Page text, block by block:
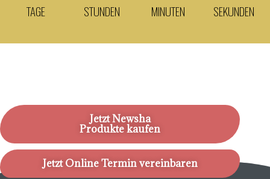
TAGE STUNDEN MINUTEN SEKUNDEN
Jetzt Newsha
Produkte kaufen
Jetzt Online Termin vereinbaren